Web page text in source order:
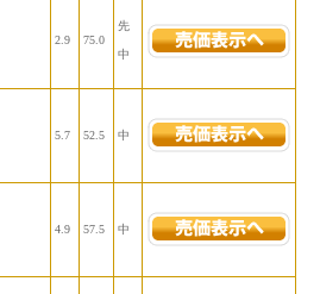
2.9 75.0
先
中
5.7 52.5 中
4.9 57.5 中